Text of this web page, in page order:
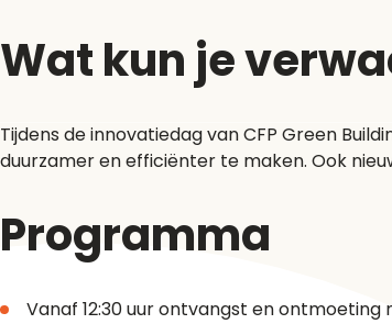
Wat kun je
Tijdens de innovatiedag van CFP Green
duurzamer en efficiënter te maken. Ook
Programma
Vanaf 12:30 uur ontvangst en